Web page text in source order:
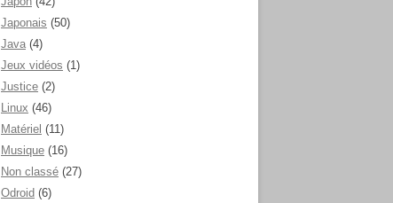
Japonais (50)
Java (4)
Jeux vidéos (1)
Justice (2)
Linux (46)
Matériel (11)
Musique (16)
Non classé (27)
Odroid (6)